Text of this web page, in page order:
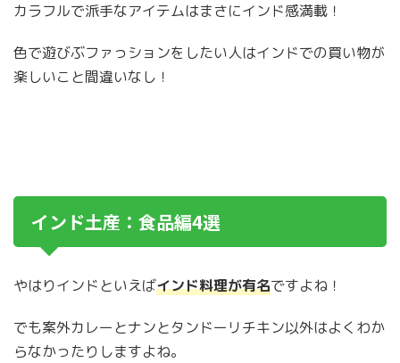
カラフルで派手なアイテムはまさにインド感満載！
色で遊びぶファっションをしたい人はインドでの買い物が
楽しいこと間違いなし！
インド土産：食品編4選
やはりインドといえばインド料理が有名ですよね！
でも案外カレーとナンとタンドーリチキン以外はよくわか
らなかったりしますよね。